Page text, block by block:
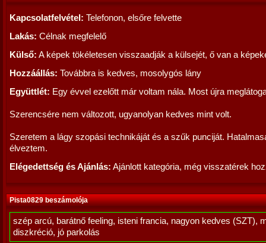
Kapcsolatfelvétel: Telefonon, elsőre felvette
Lakás: Célnak megfelelő
Külső: A képek tökéletesen visszaadják a külsejét, ő van a
Hozzáállás: Továbbra is kedves, mosolygós lány
Együttlét: Egy évvel ezelőtt már voltam nála. Most újra
Szerencsére nem változott, ugyanolyan kedves mint volt.
Szeretem a lágy szopási technikáját és a szűk punciját.
élveztem.
Elégedettség és Ajánlás: Ajánlott kategória, még visszatérek
Pista0829 beszámolója
szép arcú, barátnő feeling, isteni francia, nagyon kedves (SZT),
diszkréció, jó parkolás